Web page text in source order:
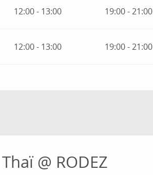
12:00 - 13:00 19:00 - 21:00
12:00 - 13:00 19:00 - 21:00
@ RODEZ